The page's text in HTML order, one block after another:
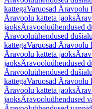
kattegaVaruosad Äravoolu
Äravoolu katteta jaoks
jaoksÄravooluühendused
Äravooluühendused
kattegaVaruosad Äravoolu
Äravoolu katteta jaoks
jaoksÄravooluühendused
Äravooluühendused
kattegaVaruosad Äravoolu
Äravoolu katteta jaoks
jaoksÄravooluühendused